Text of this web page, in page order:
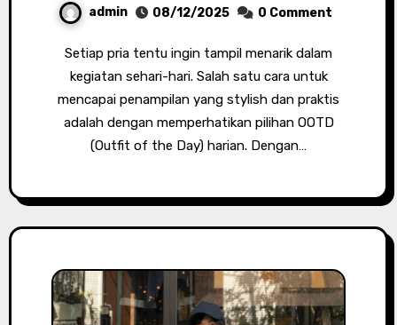
admin 08/12/2025 0 Comment
Setiap pria tentu ingin tampil menarik dalam
kegiatan sehari-hari. Salah satu cara untuk
mencapai penampilan yang stylish dan praktis
adalah dengan memperhatikan pilihan OOTD
(Outfit of the Day) harian. Dengan…